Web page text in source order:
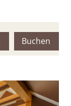
Buchen